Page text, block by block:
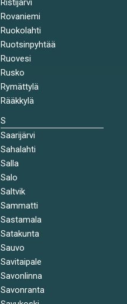
Ristijärvi
Rovaniemi
Ruokolahti
Ruotsinpyhtää
Ruovesi
Rusko
Rymättylä
Rääkkylä
S
Saarijärvi
Sahalahti
Salla
Salo
Saltvik
Sammatti
Sastamala
Satakunta
Sauvo
Savitaipale
Savonlinna
Savonranta